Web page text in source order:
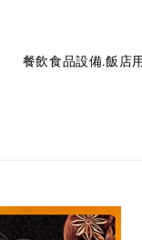
餐飲食品設備.飯店